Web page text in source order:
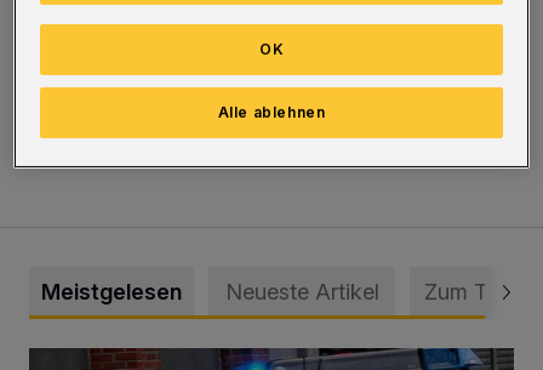
A bis Z: Von Anfang bis Zukunft“ feierlich
eröffnet, danach gibt es Dancefloor mit DJane
mauzmon im Museumsforum. Getränke gibt
es vom Museumscafé Muluru.
Meistgelesen Neueste Artikel Zum Thema
Mann beschädigt Autos in Parkhaus
Alle ablehnen
OK